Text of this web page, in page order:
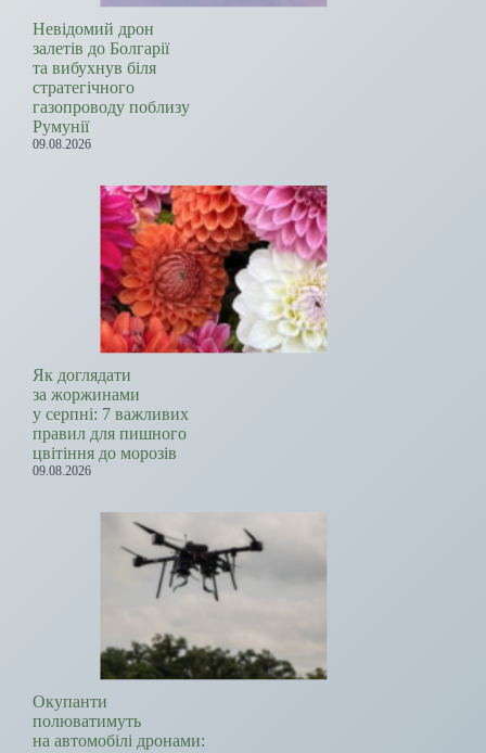
Невідомий дрон
залетів до Болгарії
та вибухнув біля
стратегічного
газопроводу поблизу
Румунії
09.08.2026
Як доглядати
за жоржинами
у серпні: 7 важливих
правил для пишного
цвітіння до морозів
09.08.2026
Окупанти
полюватимуть
на автомобілі дронами: